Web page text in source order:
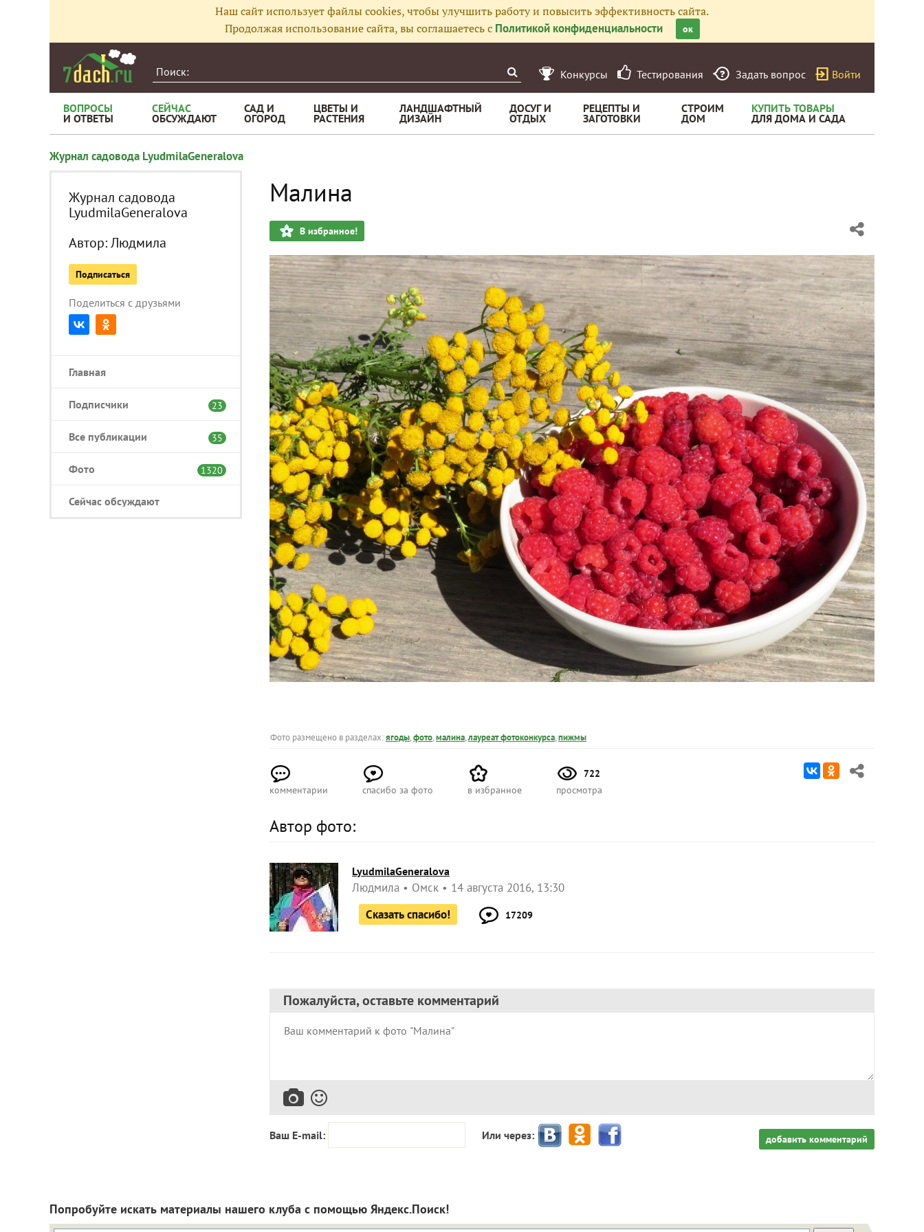
Наш сайт использует файлы cookies, чтобы улучшить работу и повысить эффективность сайта.
Продолжая использование сайта, вы соглашаетесь с Политикой конфиденциальности ок
Конкурсы Тестирования Задать вопрос Войти
ВОПРОСЫ
И ОТВЕТЫ
СЕЙЧАС
ОБСУЖДАЮТ
САД И
ОГОРОД
ЦВЕТЫ И
РАСТЕНИЯ
ЛАНДШАФТНЫЙ
ДИЗАЙН
ДОСУГ И
ОТДЫХ
РЕЦЕПТЫ И
ЗАГОТОВКИ
СТРОИМ
ДОМ
КУПИТЬ ТОВАРЫ
ДЛЯ ДОМА И САДА
Журнал садовода LyudmilaGeneralova
Журнал садовода
LyudmilaGeneralova
Автор:Людмила
Подписаться
Поделиться с друзьями
Главная
Подписчики 23
Все публикации 35
Фото 1320
Сейчас обсуждают
Малина
В избранное!
Фото размещено в разделах:ягоды,фото,малина,лауреат фотоконкурса,пижмы
комментарии спасибо за фото в избранное
722
просмотра
Автор фото:
LyudmilaGeneralova
Людмила Омск
14 августа 2016, 13:30
Сказать спасибо!
17209
Пожалуйста, оставьте комментарий
Ваш E-mail: Или через: добавить комментарий
Попробуйте искать материалы нашего клуба с помощью Яндекс.Поиск!